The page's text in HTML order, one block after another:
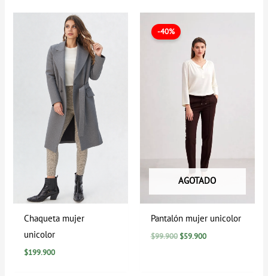
Chaqueta mujer
unicolor
$199.900
AGOTADO
-40%
Pantalón mujer unicolor
$99.900
precio
original
$99.900.
$59.900
es:
$59.900.